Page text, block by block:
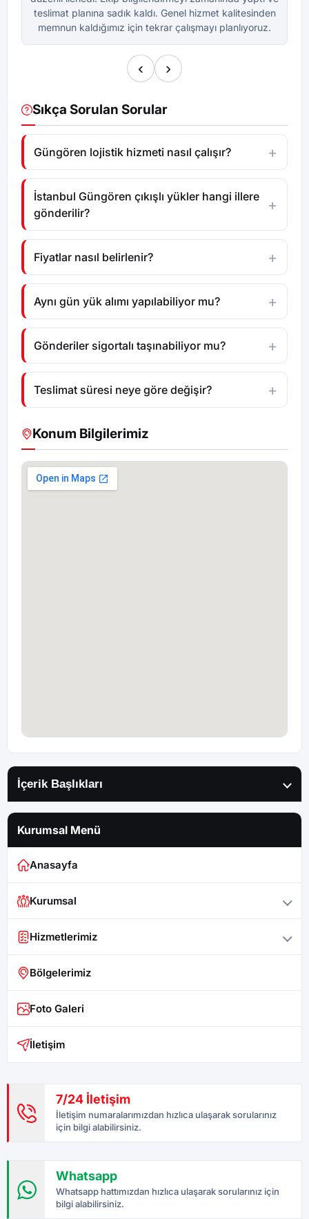
teslimat planına sadık kaldı. Genel hizmet kalitesinden
memnun kaldığımız için tekrar çalışmayı planlıyoruz.
‹ ›
Sıkça Sorulan Sorular
Güngören lojistik hizmeti nasıl çalışır?
İstanbul Güngören çıkışlı yükler hangi illere
gönderilir?
Fiyatlar nasıl belirlenir?
Aynı gün yük alımı yapılabiliyor mu?
Gönderiler sigortalı taşınabiliyor mu?
Teslimat süresi neye göre değişir?
Konum Bilgilerimiz
İçerik Başlıkları
Kurumsal Menü
Anasayfa
Kurumsal
Hizmetlerimiz
Bölgelerimiz
Foto Galeri
İletişim
7/24 İletişim
İletişim numaralarımızdan hızlıca ulaşarak sorularınız
için bilgi alabilirsiniz.
Whatsapp
Whatsapp hattımızdan hızlıca ulaşarak sorularınız için
bilgi alabilirsiniz.